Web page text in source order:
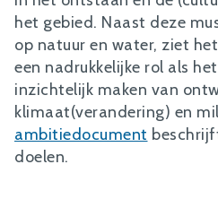
het gebied. Naast deze
op natuur en water, ziet
een nadrukkelijke rol als
inzichtelijk maken van
klimaat(verandering) en
ambitiedocument
doelen.